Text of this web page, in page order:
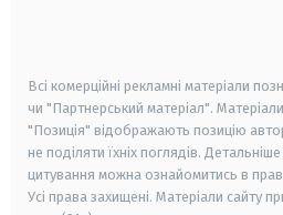
Всі комерційні рекламні матеріали
чи "Партнерський матеріал".
"Позиція" відображають позицію
не поділяти їхніх поглядів.
цитування можна ознайомитись в
Усі права захищені. Матеріали сайту